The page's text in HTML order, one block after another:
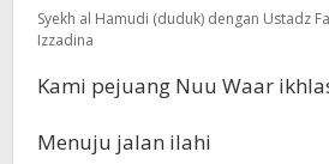
Syekh al Hamudi (duduk) dengan Ustadz
Izzadina
Kami pejuang Nuu Waar
Menuju jalan ilahi